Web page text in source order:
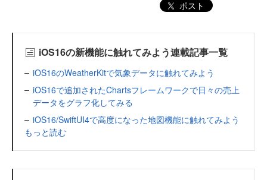
ポスト
iOS16の新機能に触れてみよう連載記事一覧
iOS16のWeatherKitで気象データに触れてみよう
iOS16で追加されたChartsフレームワークで日々の売上
データをグラフ化してみる
iOS16/SwiftUI4で高度になった地図機能に触れてみよう
もっと読む